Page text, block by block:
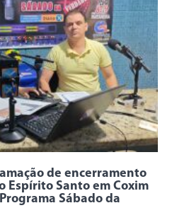
de encerramento
Espírito Santo em Coxim
Sábado da